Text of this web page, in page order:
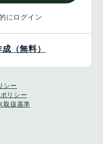
にログイン
（無料）
シー
リシー
取扱基準